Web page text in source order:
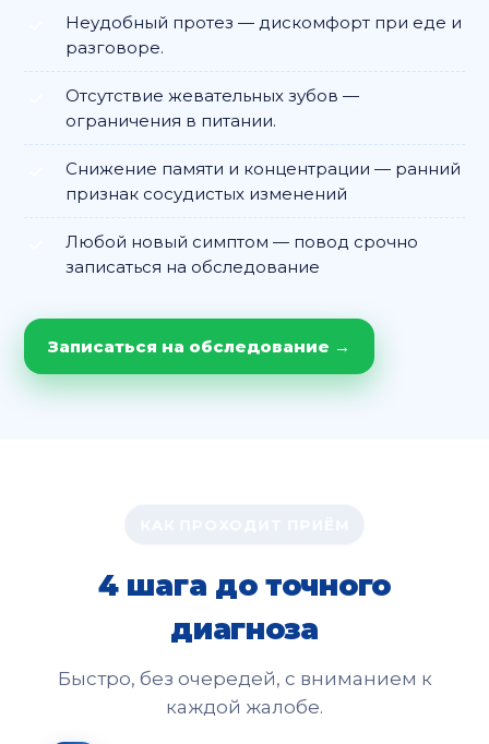
Неудобный протез — дискомфорт при еде и
разговоре.
Отсутствие жевательных зубов —
ограничения в питании.
Снижение памяти и концентрации — ранний
признак сосудистых изменений
Любой новый симптом — повод срочно
записаться на обследование
Записаться на обследование →
4 шага до точного
диагноза
Быстро, без очередей, с вниманием к
каждой жалобе.